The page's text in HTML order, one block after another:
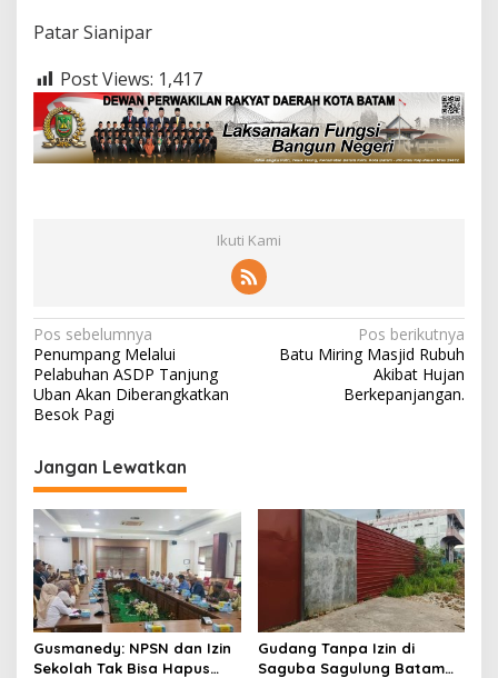
Patar Sianipar
Post Views: 1,417
Ikuti Kami
N
a
v
g
a
s
i
p
o
s
Pos sebelumnya
Penumpang Melalui
Pelabuhan ASDP Tanjung
Uban Akan Diberangkatkan
Besok Pagi
Pos berikutnya
Batu Miring Masjid Rubuh
Akibat Hujan
Berkepanjangan.
Jangan Lewatkan
Gusmanedy: NPSN dan Izin
Sekolah Tak Bisa Hapus
Gudang Tanpa Izin di
Saguba Sagulung Batam